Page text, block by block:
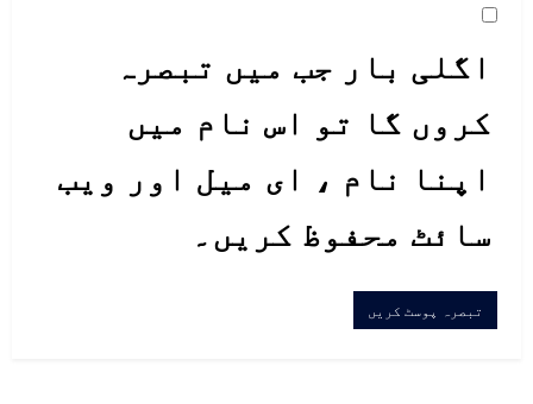
اگلی بار جب میں تبصرہ
کروں گا تو اس نام میں
اپنا نام ، ای میل اور ویب
سائٹ محفوظ کریں۔